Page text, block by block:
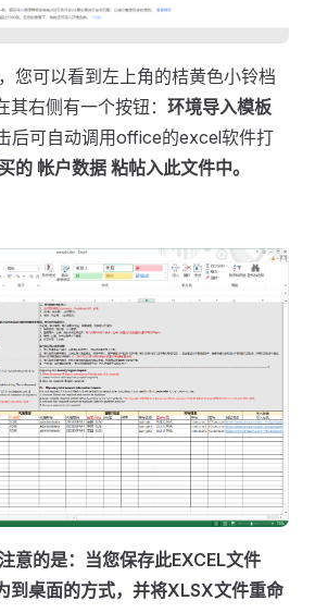
您可以看到左上角的桔黄色小铃档
右侧有一个按钮： 环境导入模板
后可自动调用office的excel软件打
的 帐户数据 粘帖入此文件中。
意的是：当您保存此EXCEL文件
到桌面的方式，并将XLSX文件重命